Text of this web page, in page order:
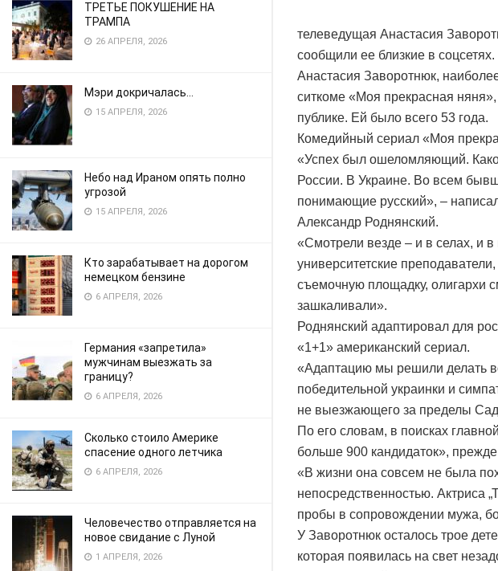
ТРЕТЬЕ ПОКУШЕНИЕ НА
ТРАМПА
26 АПРЕЛЯ, 2026
Мэри докричалась…
15 АПРЕЛЯ, 2026
Небо над Ираном опять полно
угрозой
15 АПРЕЛЯ, 2026
Кто зарабатывает на дорогом
немецком бензине
6 АПРЕЛЯ, 2026
Германия «запретила»
мужчинам выезжать за
границу?
6 АПРЕЛЯ, 2026
Сколько стоило Америке
спасение одного летчика
6 АПРЕЛЯ, 2026
Человечество отправляется на
новое свидание с Луной
1 АПРЕЛЯ, 2026
телеведущая Анастасия
сообщили ее близкие в соцсетях.
Анастасия Заворотнюк,
ситкоме «Моя прекрасная
публике. Ей было всего 53 года.
Комедийный сериал «Моя
«Успех был ошеломляющий.
России. В Украине. Во всем
понимающие русский», –
Александр Роднянский.
«Смотрели везде – и в селах, и
университетские
съемочную площадку, олигархи
зашкаливали».
Роднянский адаптировал для
«1+1» американский сериал.
«Адаптацию мы решили делать
победительной украинки и
не выезжающего за пределы
По его словам, в поисках
больше 900 кандидаток»,
«В жизни она совсем не была
непосредственностью. Актриса
пробы в сопровождении мужа,
У Заворотнюк осталось трое
которая появилась на свет